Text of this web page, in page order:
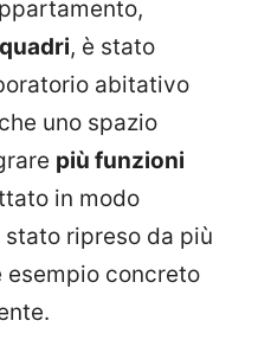
, è stato
abitativo
uno spazio
più funzioni
in modo
ripreso da più
concreto